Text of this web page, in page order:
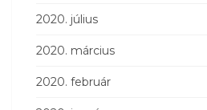
2020. július
2020. március
2020. február